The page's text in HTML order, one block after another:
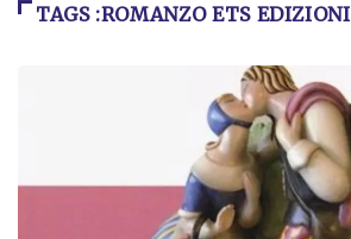
TAGS :ROMANZO ETS EDIZIONI